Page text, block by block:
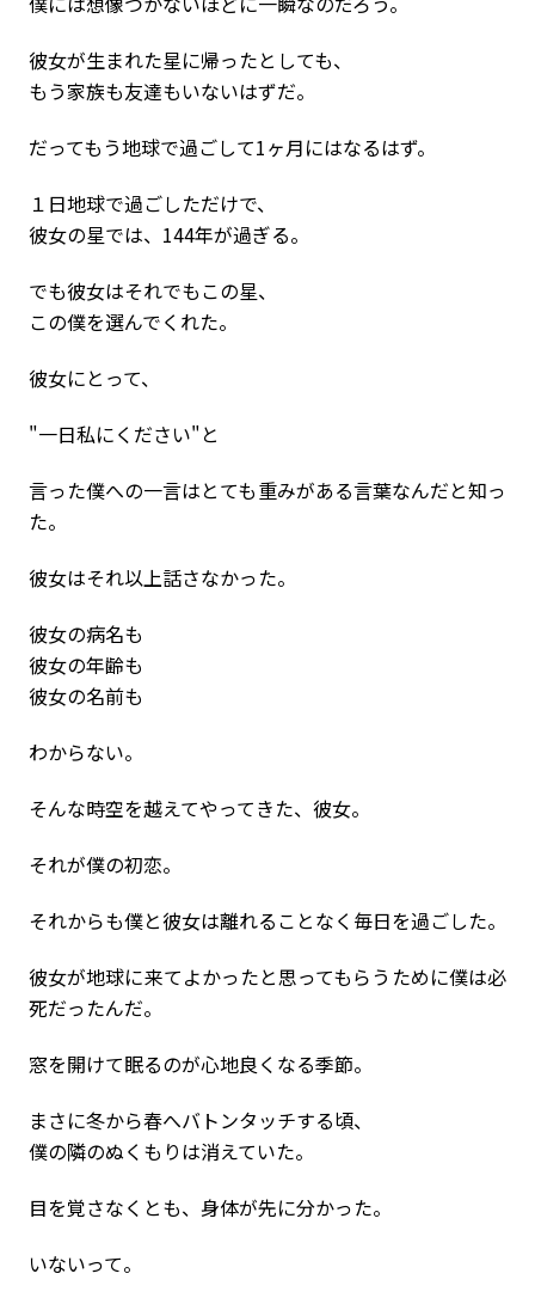
彼女が生まれた星に帰ったとしても、
もう家族も友達もいないはずだ。
だってもう地球で過ごして1ヶ月にはなるはず。
１日地球で過ごしただけで、
彼女の星では、144年が過ぎる。
でも彼女はそれでもこの星、
この僕を選んでくれた。
彼女にとって、
"一日私にください"と
言った僕への一言はとても重みがある言葉なんだと知っ
た。
彼女はそれ以上話さなかった。
彼女の病名も
彼女の年齢も
彼女の名前も
わからない。
そんな時空を越えてやってきた、彼女。
それが僕の初恋。
それからも僕と彼女は離れることなく毎日を過ごした。
彼女が地球に来てよかったと思ってもらうために僕は必
死だったんだ。
窓を開けて眠るのが心地良くなる季節。
まさに冬から春へバトンタッチする頃、
僕の隣のぬくもりは消えていた。
目を覚さなくとも、身体が先に分かった。
いないって。